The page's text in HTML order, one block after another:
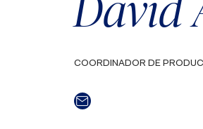
David
COORDINADOR DE